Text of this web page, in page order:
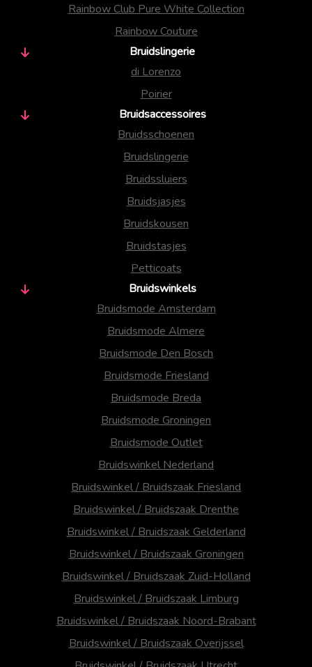
Rainbow Club Pure White Collection
Rainbow Couture
Bruidslingerie
di Lorenzo
Poirier
Bruidsaccessoires
Bruidsschoenen
Bruidslingerie
Bruidssluiers
Bruidsjasjes
Bruidskousen
Bruidstasjes
Petticoats
Bruidswinkels
Bruidsmode Amsterdam
Bruidsmode Almere
Bruidsmode Den Bosch
Bruidsmode Friesland
Bruidsmode Breda
Bruidsmode Groningen
Bruidsmode Outlet
Bruidswinkel Nederland
Bruidswinkel / Bruidszaak Friesland
Bruidswinkel / Bruidszaak Drenthe
Bruidswinkel / Bruidszaak Gelderland
Bruidswinkel / Bruidszaak Groningen
Bruidswinkel / Bruidszaak Zuid-Holland
Bruidswinkel / Bruidszaak Limburg
Bruidswinkel / Bruidszaak Noord-Brabant
Bruidswinkel / Bruidszaak Overijssel